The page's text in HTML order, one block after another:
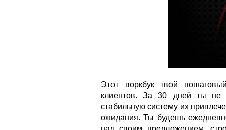
Этот воркбук твой
клиентов. За 30 дней ты не
стабильную систему их
ожидания. Ты будешь